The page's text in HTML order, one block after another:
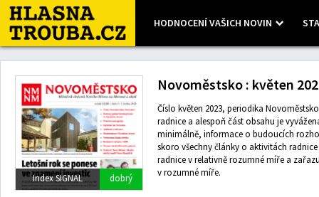
HODNOCENÍ VAŠICH NOVIN
Leaflet| Map data ©OpenStreetMap contributors, Imagery © Mapbox
Index SIGNAL dobrý
Novoměstsko : květen
Číslo květen 2023, periodika
radnice a alespoň část obsahu je
minimálně, informace o budoucích
skoro všechny články o aktivitách
radnice v relativně rozumné míře a
v rozumné míře.